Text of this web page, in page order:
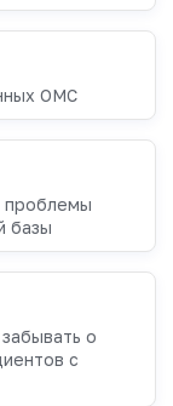
ОМС
проблемы
базы
о
с